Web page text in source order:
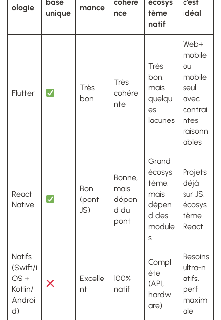
ologie
base
unique
mance
cohére
nce
écosys
tème
natif
c’est
idéal
Flutter
Très
bon
Très
cohére
nte
Très
bon,
mais
quelqu
es
lacunes
Web+
mobile
ou
mobile
seul
avec
contrai
ntes
raisonn
ables
React
Native
Bon
(pont
JS)
Bonne,
mais
dépen
d du
pont
Grand
écosys
tème,
mais
dépen
d des
module
s
Projets
déjà
sur JS,
écosys
tème
React
Natifs
(Swift/i
OS +
Kotlin/
Androi
d)
Excelle
nt
100%
natif
Compl
ète
(API,
hardw
are)
Besoins
ultra‑n
atifs,
perf
maxim
ale